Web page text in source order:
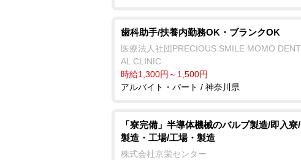
歯科助手/扶養内勤務OK・ブランクOK
医療法人社団PRECIOUS.SMILE MOMO DENT
AL CLINIC
時給1,300円～1,500円
アルバイト・パート / 神奈川県
「寮完備」半導体機械のバルブ製造/即入寮/
製造・工場/工場・製造
株式会社京栄センター